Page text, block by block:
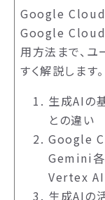
Google Cloud
Google Cloud
用方法まで、ユ
すく解説します。
生成AIの
との違い
Google
Gemini各
Vertex
生成AIの